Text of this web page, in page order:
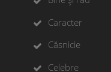
Caracter
Căsnicie
Celebre